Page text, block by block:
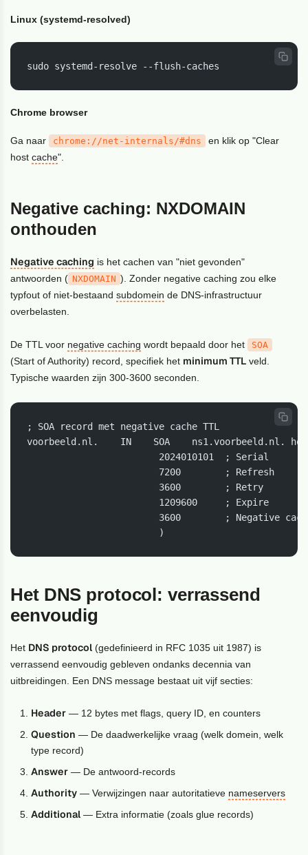
Linux (systemd-resolved)
sudo systemd-resolve --flush-caches
Chrome browser
Ga naar chrome://net-internals/#dns
en klik op "Clear
hostcache".
Negative caching: NXDOMAIN
onthouden
Negative caching is het cachen van "niet gevonden"
antwoorden ( NXDOMAIN ). Zonder negative caching zou elke
typfout of niet-bestaandsubdomein de DNS-infrastructuur
overbelasten.
De TTL voor negative caching wordt bepaald door het SOA
(Start of Authority) record, specifiek het minimum TTL veld.
Typische waarden zijn 300-3600 seconden.
; SOA record met negative cache TTL
voorbeeld.nl.    IN    SOA    ns1.voorbeeld.nl.
                        2024010101  ; Serial
                        7200        ; Refresh
                        3600        ; Retry
                        1209600     ; Expire
3600        ; Negative
                        )
Het DNS protocol: verrassend
eenvoudig
Het DNS protocol (gedefinieerd in RFC 1035 uit 1987) is
verrassend eenvoudig gebleven ondanks decennia van
uitbreidingen. Een DNS message bestaat uit vijf secties:
Header — 12 bytes met flags, query ID, en counters
Question — De daadwerkelijke vraag (welk domein, welk
type record)
Answer — De antwoord-records
Authority — Verwijzingen naar autoritatieve nameservers
Additional — Extra informatie (zoals glue records)